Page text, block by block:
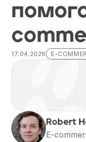
17.04.2026 E-
Robert
E-